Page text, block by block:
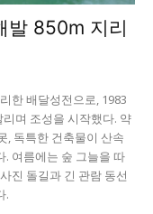
발 850m 지리
한 배달성전으로, 1983
며 조성을 시작했다. 약
, 독특한 건축물이 산속
. 여름에는 숲 그늘을 따
진 돌길과 긴 관람 동선
.